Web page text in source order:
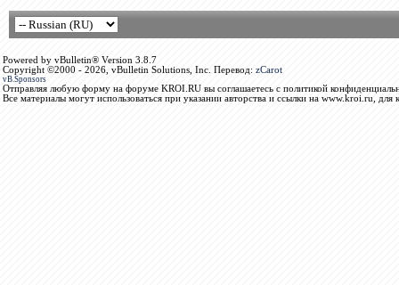
Powered by vBulletin® Version 3.8.7
Copyright ©2000 - 2026, vBulletin Solutions, Inc. Перевод: zCarot
vB.Sponsors
Отправляя любую форму на форуме KROI.RU вы соглашаетесь с политикой
Все материалы могут использоваться при указании авторства и ссылки на www.kroi.ru, для